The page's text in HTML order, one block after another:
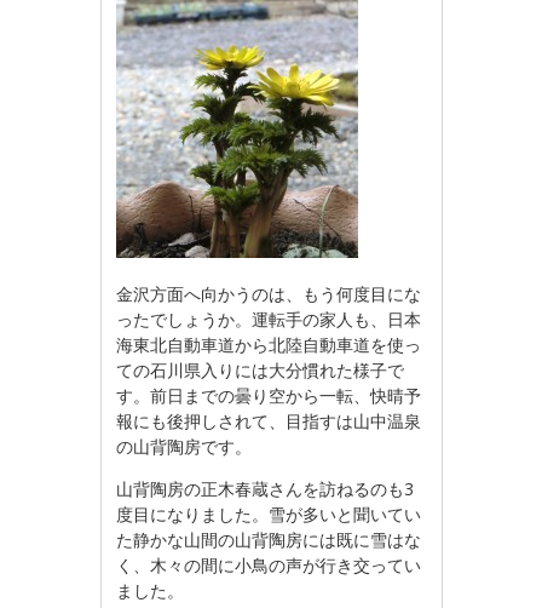
金沢方面へ向かうのは、もう何度目にな
ったでしょうか。運転手の家人も、日本
海東北自動車道から北陸自動車道を使っ
ての石川県入りには大分慣れた様子で
す。前日までの曇り空から一転、快晴予
報にも後押しされて、目指すは山中温泉
の山背陶房です。
山背陶房の正木春蔵さんを訪ねるのも3
度目になりました。雪が多いと聞いてい
た静かな山間の山背陶房には既に雪はな
く、木々の間に小鳥の声が行き交ってい
ました。